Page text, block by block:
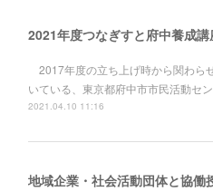
2021年度つなぎすと府中養成講
2017年度の立ち上げ時から関わら
いている、東京都府中市市民活動セ
2021.04.10 11:16